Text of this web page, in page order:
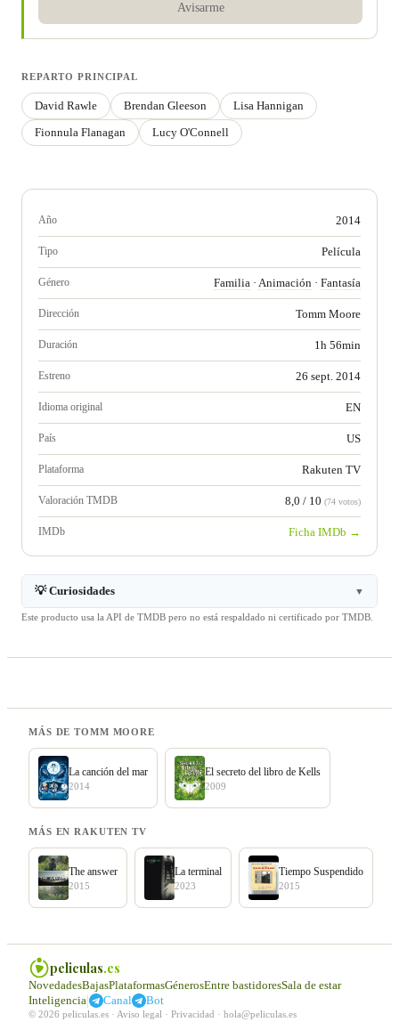
Avisarme
REPARTO PRINCIPAL
David Rawle Brendan Gleeson
Lisa Hannigan
Fionnula Flanagan
Lucy O'Connell
Año 2014
Tipo Película
Género Familia · Animación · Fantasía
Dirección Tomm Moore
Duración 1h 56min
Estreno 26 sept. 2014
Idioma original EN
País US
Plataforma Rakuten TV
Valoración TMDB 8,0 / 10 (74 votos)
IMDb Ficha IMDb →
💡 Curiosidades ▼
Este producto usa la API de TMDB pero no está respaldado ni certificado por TMDB.
MÁS DE TOMM MOORE
La canción del mar
2014
El secreto del libro de Kells
2009
MÁS EN RAKUTEN TV
The answer
2015
La terminal
2023
Tiempo Suspendido
2015
peliculas.es
NovedadesBajasPlataformasGénerosEntre bastidoresSala de estar
Inteligencia| Canal Bot
© 2026 peliculas.es · Aviso legal · Privacidad · hola@peliculas.es